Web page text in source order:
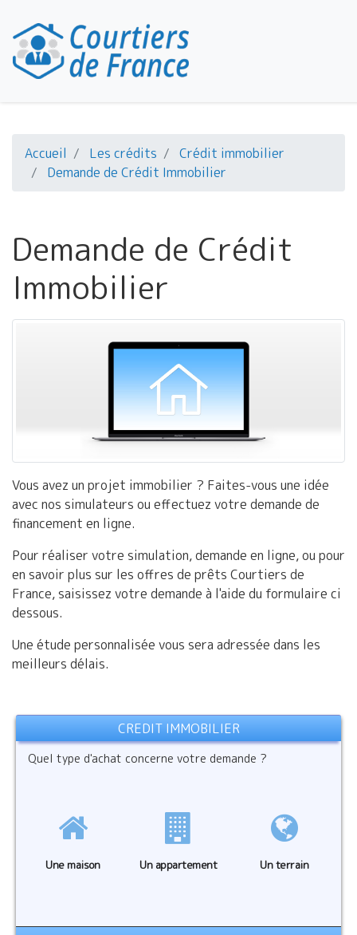
Accueil Les crédits
Crédit immobilier
Demande de Crédit Immobilier
Demande de Crédit
Immobilier
Vous avez un projet immobilier ? Faites-vous une idée
avec nos simulateurs ou effectuez votre demande de
financement en ligne.
Pour réaliser votre simulation, demande en ligne, ou pour
en savoir plus sur les offres de prêts Courtiers de
France, saisissez votre demande à l'aide du formulaire ci
dessous.
Une étude personnalisée vous sera adressée dans les
meilleurs délais.
CREDIT IMMOBILIER
Quel type d'achat concerne votre demande ?
Une maison Un appartement Un terrain